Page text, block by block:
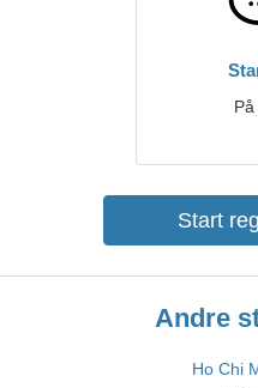
Start
Andre
Ho Chi